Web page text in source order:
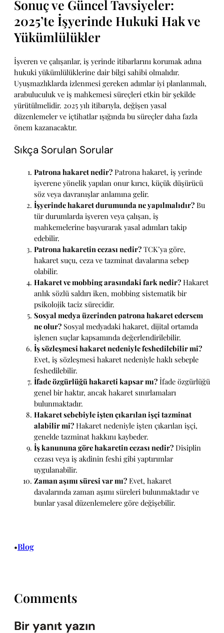
Sonuç ve Güncel Tavsiyeler:
2025’te İşyerinde Hukuki Hak ve
Yükümlülükler
İşveren ve çalışanlar, iş yerinde itibarlarını korumak adına
hukuki yükümlülüklerine dair bilgi sahibi olmalıdır.
Uyuşmazlıklarda izlenmesi gereken adımlar iyi planlanmalı,
arabuluculuk ve iş mahkemesi süreçleri etkin bir şekilde
yürütülmelidir. 2025 yılı itibarıyla, değişen yasal
düzenlemeler ve içtihatlar ışığında bu süreçler daha fazla
önem kazanacaktır.
Sıkça Sorulan Sorular
Patrona hakaret nedir? Patrona hakaret, iş yerinde
işverene yönelik yapılan onur kırıcı, küçük düşürücü
söz veya davranışlar anlamına gelir.
İşyerinde hakaret durumunda ne yapılmalıdır? Bu
tür durumlarda işveren veya çalışan, iş
mahkemelerine başvurarak yasal adımları takip
edebilir.
Patrona hakaretin cezası nedir? TCK’ya göre,
hakaret suçu, ceza ve tazminat davalarına sebep
olabilir.
Hakaret ve mobbing arasındaki fark nedir? Hakaret
anlık sözlü saldırı iken, mobbing sistematik bir
psikolojik taciz sürecidir.
Sosyal medya üzerinden patrona hakaret edersem
ne olur? Sosyal medyadaki hakaret, dijital ortamda
işlenen suçlar kapsamında değerlendirilebilir.
İş sözleşmesi hakaret nedeniyle feshedilebilir mi?
Evet, iş sözleşmesi hakaret nedeniyle haklı sebeple
feshedilebilir.
İfade özgürlüğü hakareti kapsar mı? İfade özgürlüğü
genel bir haktır, ancak hakaret sınırlamaları
bulunmaktadır.
Hakaret sebebiyle işten çıkarılan işçi tazminat
alabilir mi? Hakaret nedeniyle işten çıkarılan işçi,
genelde tazminat hakkını kaybeder.
İş kanununa göre hakaretin cezası nedir? Disiplin
cezası veya iş akdinin feshi gibi yaptırımlar
uygulanabilir.
Zaman aşımı süresi var mı? Evet, hakaret
davalarında zaman aşımı süreleri bulunmaktadır ve
bunlar yasal düzenlemelere göre değişebilir.
•Blog
Comments
Bir yanıt yazın